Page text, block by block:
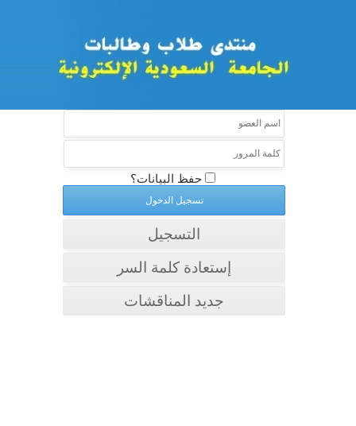
حفظ البيانات؟
التسجيل
إستعادة كلمة السر
جديد المناقشات